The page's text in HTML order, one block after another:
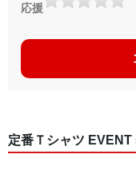
応援
定番Ｔシャツ